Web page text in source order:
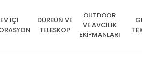
EV İÇİ
DÜRBÜN VE
TELESKOP
OUTDOOR
VE AVCILIK
EKİPMANLARI